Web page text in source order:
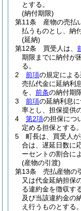
とする。
(納付期限)
第11条
産物の売払
払うものとし、納
(延納)
第12条
買受人は、
期限までに納付が
る。
2
前項の規定によ
売払代金に延納利
を、 前条の納付期
3
前項の延納利息に
率とし、担保提供
4
第2項の担保につ
定める担保とする。
5
町長は、買受人
合は、遅延日数に
ーセントの割合に
(産物の引渡)
第13条
売払産物の
又は代金延納担保
る違約金を徴収す
及び当該違約金の
え行うものとする。